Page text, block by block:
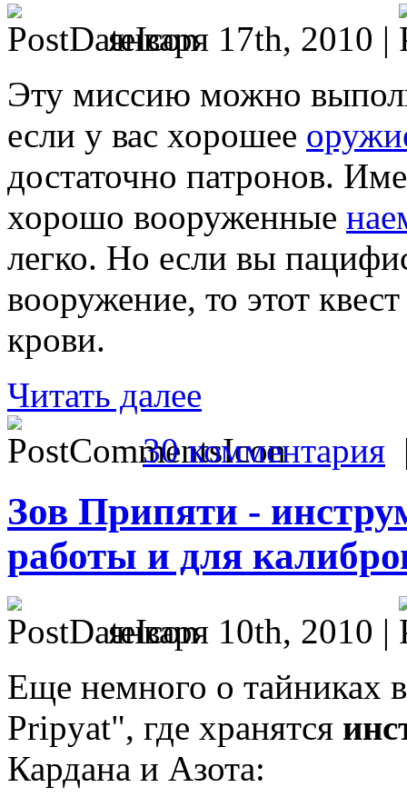
января 17th, 2010 |
Эту миссию можно
если у вас хорошее
достаточно патронов.
хорошо вооруженные
легко. Но если вы
вооружение, то этот
крови.
Читать далее
30 комментария
Зов Припяти -
работы и для
января 10th, 2010 |
Еще немного о тайниках
Pripyat", где хранятся
Кардана и Азота: